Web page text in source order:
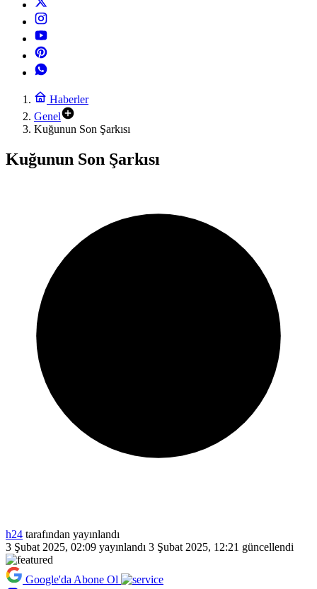
Haberler
Genel
Kuğunun Son Şarkısı
Kuğunun Son Şarkısı
h24 tarafından yayınlandı
3 Şubat 2025, 02:09 yayınlandı 3 Şubat 2025, 12:21 güncellendi
Google'da Abone Ol